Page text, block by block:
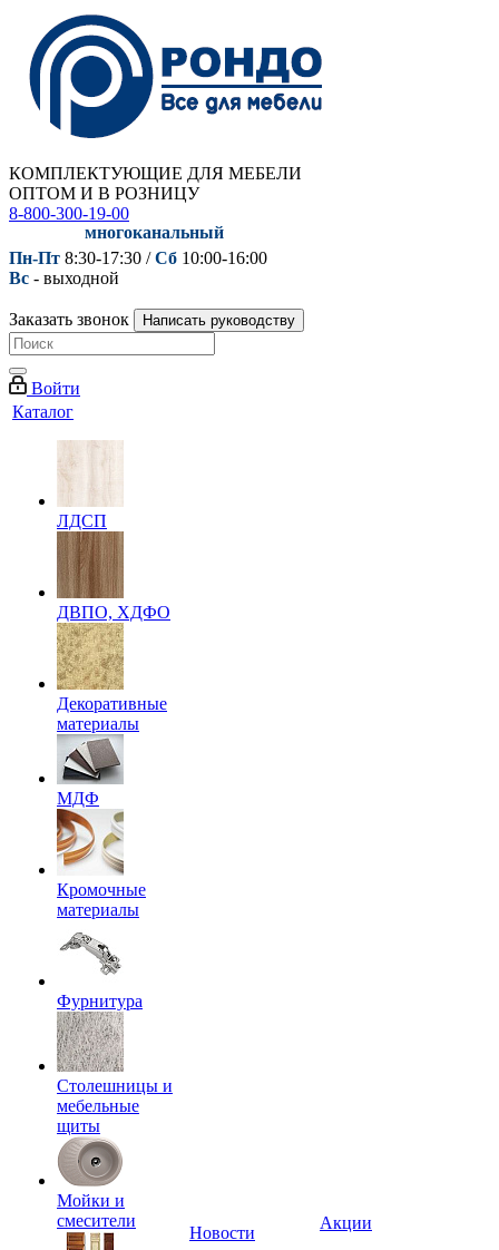
КОМПЛЕКТУЮЩИЕ ДЛЯ МЕБЕЛИ
ОПТОМ И В РОЗНИЦУ
8-800-300-19-00
многоканальный
Пн-Пт 8:30-17:30 /Сб 10:00-16:00
Вс - выходной
Заказать звонок Написать руководству
Войти
Каталог
ЛДСП
ДВПО, ХДФО
Декоративные
материалы
МДФ
Кромочные
материалы
Фурнитура
Столешницы и
мебельные
щиты
Мойки и
смесители
Новости
Акции